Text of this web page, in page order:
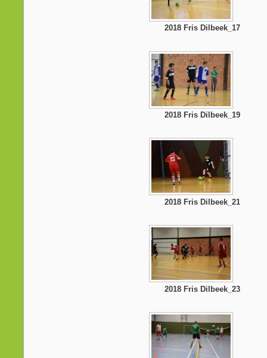
2018 Fris Dilbeek_17
2018 Fris Dilbeek_19
2018 Fris Dilbeek_21
2018 Fris Dilbeek_23